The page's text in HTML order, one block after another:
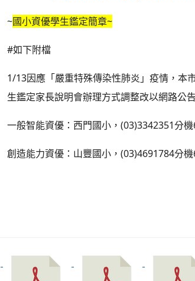
~國小資優學生鑑定簡章~
#如下附檔
1/13因應「嚴重特殊傳染性肺炎」疫情，本
生鑑定家長說明會辦理方式調整改以網路公
一般智能資優：西門國小，(03)3342351分
創造能力資優：山豐國小，(03)4691784分